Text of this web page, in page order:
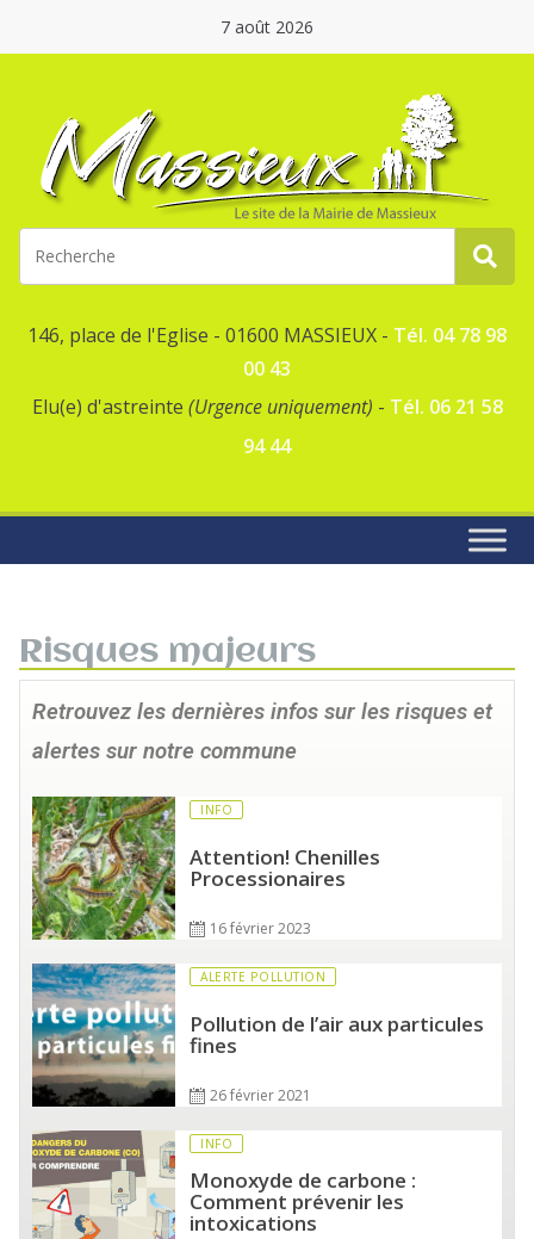
7 août 2026
146, place de l'Eglise - 01600 MASSIEUX - Tél. 04 78 98
00 43
Elu(e) d'astreinte (Urgence uniquement) - Tél. 06 21 58
94 44
Risques majeurs
Retrouvez les dernières infos sur les risques et
alertes sur notre commune
INFO
Attention! Chenilles
Processionaires
16 février 2023
ALERTE POLLUTION
Pollution de l’air aux particules
fines
26 février 2021
INFO
Monoxyde de carbone :
Comment prévenir les
intoxications